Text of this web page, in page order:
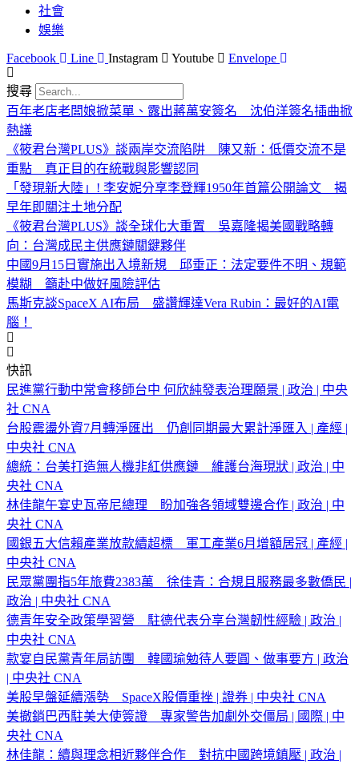
社會
娛樂
Facebook Line Instagram Youtube Envelope
搜尋
百年老店老闆娘掀菜單、露出蔣萬安簽名 沈伯洋簽名插曲掀
熱議
《筱君台灣PLUS》談兩岸交流陷阱 陳又新：低價交流不是
重點 真正目的在統戰與影響認同
「發現新大陸」! 李安妮分享李登輝1950年首篇公開論文 揭
早年即關注土地分配
《筱君台灣PLUS》談全球化大重置 吳嘉隆揭美國戰略轉
向：台灣成民主供應鏈關鍵夥伴
中國9月15日實施出入境新規 邱垂正：法定要件不明、規範
模糊 籲赴中做好風險評估
馬斯克談SpaceX AI布局 盛讚輝達Vera Rubin：最好的AI電
腦！
快訊
民進黨行動中常會移師台中 何欣純發表治理願景 | 政治 | 中央
社 CNA
台股震盪外資7月轉淨匯出 仍創同期最大累計淨匯入 | 產經 |
中央社 CNA
總統：台美打造無人機非紅供應鏈 維護台海現狀 | 政治 | 中
央社 CNA
林佳龍午宴史瓦帝尼總理 盼加強各領域雙邊合作 | 政治 | 中
央社 CNA
國銀五大信賴產業放款續超標 軍工產業6月增額居冠 | 產經 |
中央社 CNA
民眾黨團指5年旅費2383萬 徐佳青：合規且服務最多數僑民 |
政治 | 中央社 CNA
德青年安全政策學習營 駐德代表分享台灣韌性經驗 | 政治 |
中央社 CNA
款宴自民黨青年局訪團 韓國瑜勉待人要圓、做事要方 | 政治
| 中央社 CNA
美股早盤延續漲勢 SpaceX股價重挫 | 證券 | 中央社 CNA
美撤銷巴西駐美大使簽證 專家警告加劇外交僵局 | 國際 | 中
央社 CNA
林佳龍：續與理念相近夥伴合作 對抗中國跨境鎮壓 | 政治 |